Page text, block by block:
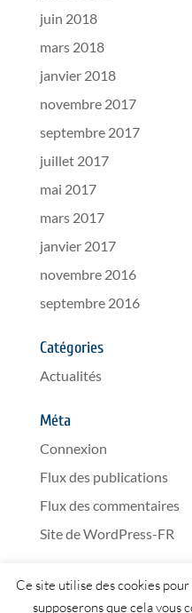
juin 2018
mars 2018
janvier 2018
novembre 2017
septembre 2017
juillet 2017
mai 2017
mars 2017
janvier 2017
novembre 2016
septembre 2016
Catégories
Actualités
Méta
Connexion
Flux des publications
Flux des commentaires
Site de WordPress-FR
Ce site utilise des cookies
supposerons que cela vous